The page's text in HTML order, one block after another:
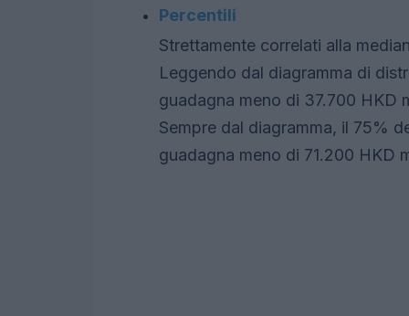
Percentili
Strettamente correlati alla
Leggendo dal diagramma di
guadagna meno di 37.700 HKD
Sempre dal diagramma, il 75%
guadagna meno di 71.200 HKD